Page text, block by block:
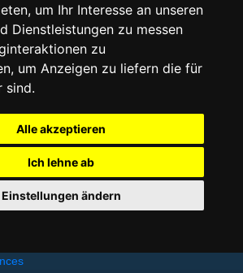
, um Ihr Interesse an unseren
Dienstleistungen zu messen
zu
, um Anzeigen zu liefern die für
sind.
Alle akzeptieren
Ich lehne ab
Einstellungen ändern